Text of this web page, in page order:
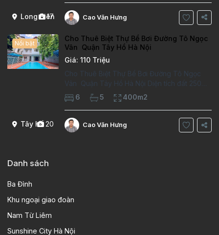
Long Biên
17
kiểu phát cổ,trong khu dân
Cao Văn Hưng
Tây Hồ20
Nổi bật
Cho Thuê Biệt Thự Bể Bơi Đường Tô Ngọc
Vân Quận Tây Hồ Hà Nội
Giá: 110 Triệu
Cho Thuê Biệt Thự Bể Bơi Đường Tô Ngọc
Vân Quận Tây Hồ Hà Nội Diện tích đất 250m2
Diện tích xây dựng 100m2 Xây 4 tầng, 6
phòng ngủ 5 phòng tắm Tầng 1, , phòng
khách , phòng bếp-1wc Tầng 2, 2 phòng
6 5 400m2
Cao Văn Hưng
Danh sách
Ba Đình
Khu ngoại giao đoàn
Nam Từ Liêm
Sunshine City Hà Nội